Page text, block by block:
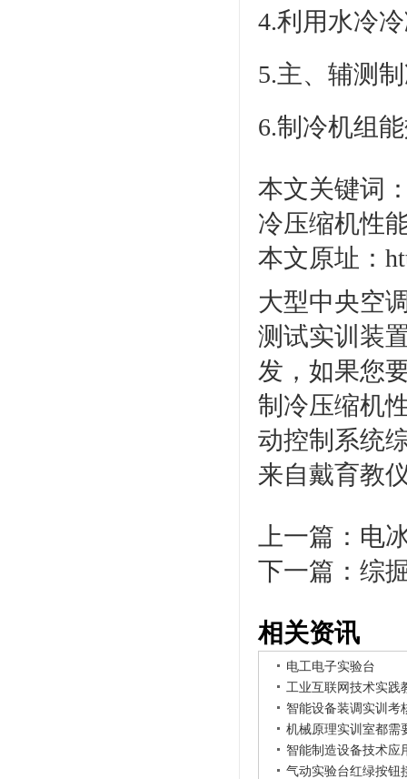
4.利用水冷
5.主、辅测
6.制冷机组
本文关键词
冷压缩机性
本文原址：
大型中央空
测试实训装
发，如果您
制冷压缩机
动控制系统
来自戴育教
上一篇： 电
下一篇： 综
相关资讯
电工电子实验台
工业互联网技术实践
智能设备装调实训考
机械原理实训室都需
智能制造设备技术应
气动实验台红绿按钮